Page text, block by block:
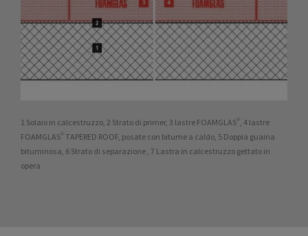
1 Solaio in calcestruzzo, 2 Strato di primer, 3 lastre FOAMGLAS®, 4 lastre
FOAMGLAS® TAPERED ROOF, posate con bitume a caldo, 5 Doppia guaina
bituminosa, 6 Strato di separazione , 7 Lastra in calcestruzzo gettato in
opera